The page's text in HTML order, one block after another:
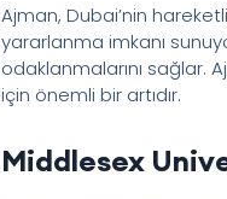
Ajman, Dubai’nin
yararlanma imkanı
odaklanmalarını sağlar.
için önemli bir artıdır.
Middlesex